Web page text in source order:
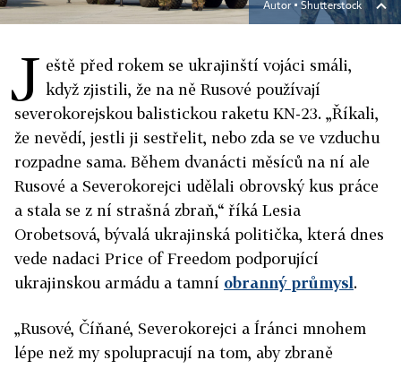
Autor ▪ Shutterstock
J eště před rokem se ukrajinští vojáci smáli,
když zjistili, že na ně Rusové používají
severokorejskou balistickou raketu KN-23. „Říkali,
že nevědí, jestli ji sestřelit, nebo zda se ve vzduchu
rozpadne sama. Během dvanácti měsíců na ní ale
Rusové a Severokorejci udělali obrovský kus práce
a stala se z ní strašná zbraň,“ říká Lesia
Orobetsová, bývalá ukrajinská politička, která dnes
vede nadaci Price of Freedom podporující
ukrajinskou armádu a tamní obranný průmysl.
„Rusové, Číňané, Severokorejci a Íránci mnohem
lépe než my spolupracují na tom, aby zbraně